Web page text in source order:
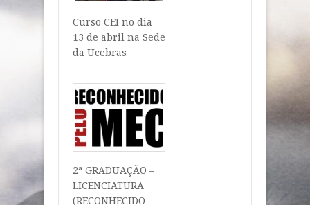
Curso CEI no dia
13 de abril na Sede
da Ucebras
2ª GRADUAÇÃO –
LICENCIATURA
(RECONHECIDO